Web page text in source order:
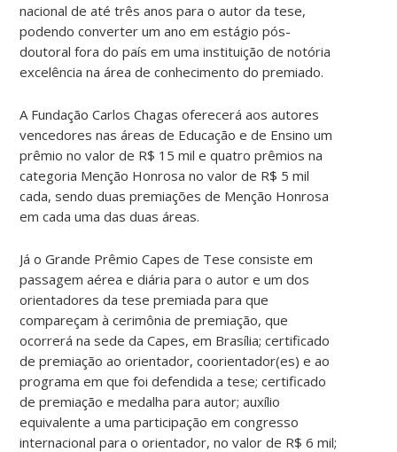
nacional de até três anos para o autor da tese,
podendo converter um ano em estágio pós-
doutoral fora do país em uma instituição de notória
excelência na área de conhecimento do premiado.
A Fundação Carlos Chagas oferecerá aos autores
vencedores nas áreas de Educação e de Ensino um
prêmio no valor de R$ 15 mil e quatro prêmios na
categoria Menção Honrosa no valor de R$ 5 mil
cada, sendo duas premiações de Menção Honrosa
em cada uma das duas áreas.
Já o Grande Prêmio Capes de Tese consiste em
passagem aérea e diária para o autor e um dos
orientadores da tese premiada para que
compareçam à cerimônia de premiação, que
ocorrerá na sede da Capes, em Brasília; certificado
de premiação ao orientador, coorientador(es) e ao
programa em que foi defendida a tese; certificado
de premiação e medalha para autor; auxílio
equivalente a uma participação em congresso
internacional para o orientador, no valor de R$ 6 mil;